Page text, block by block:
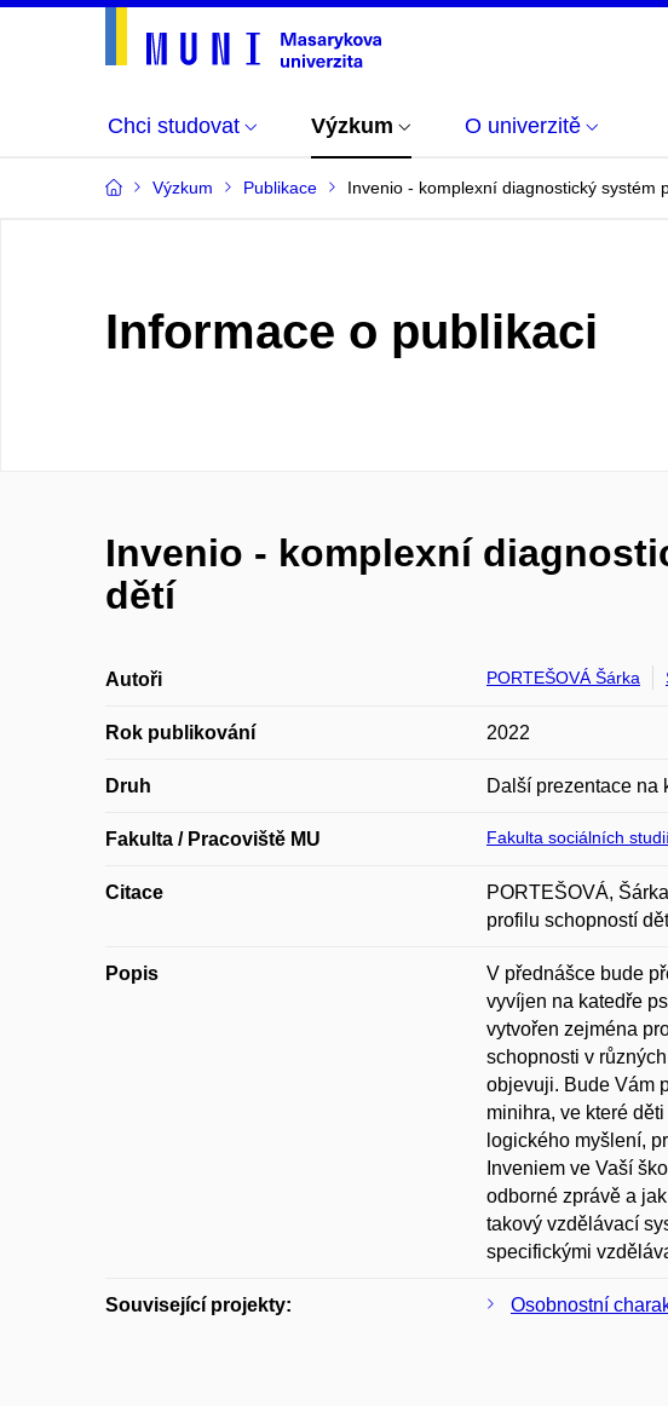
Chci studovat Výzkum O univerzitě
Výzkum Publikace Invenio - komplexní diagnostický systém
Informace o publikaci
Invenio - komplexní
dětí
Autoři PORTEŠOVÁ Šárka
Rok publikování 2022
Druh Další prezentace na
Fakulta / Pracoviště MU Fakulta sociálních
Citace
PORTEŠOVÁ,
profilu schopností
Popis
V přednášce bude
vyvíjen na katedře
vytvořen zejména
schopnosti v
objevuji. Bude Vám
minihra, ve které
logického myšlení,
Inveniem ve Vaší
odborné zprávě a
takový vzdělávací
specifickými
Související projekty: Osobnostní